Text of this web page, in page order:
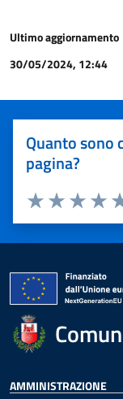
Ultimo aggiornamento
30/05/2024, 12:44
Quanto sono
pagina?
Valuta 3
Valuta 2
Valuta 1 stelle
AMMINISTRAZIONE